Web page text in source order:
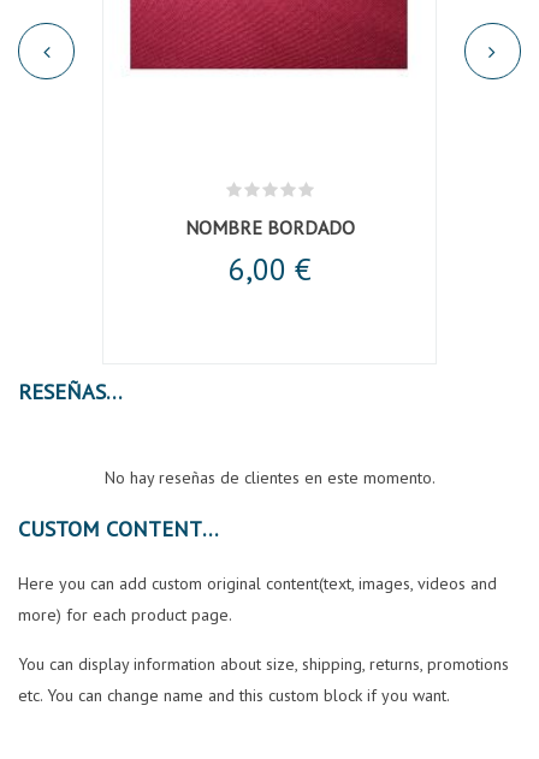
NOMBRE BORDADO
6,00 €
RESEÑAS
No hay reseñas de clientes en este momento.
CUSTOM CONTENT
Here you can add custom original content(text, images, videos and
more) for each product page.
You can display information about size, shipping, returns, promotions
etc. You can change name and this custom block if you want.